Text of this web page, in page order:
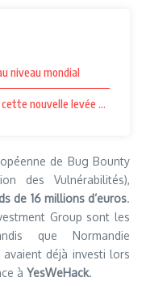
niveau mondial
nouvelle levée de fonds
de Bug Bounty
des Vulnérabilités),
de 16 millions d’euros.
Group sont les
que Normandie
avaient déjà investi lors
à YesWeHack.